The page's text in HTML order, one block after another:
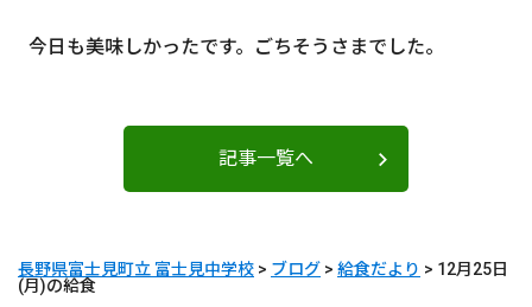
今日も美味しかったです。ごちそうさまでした。
記事一覧へ
長野県富士見町立 富士見中学校 > ブログ > 給食だより > 12月25日
(月)の給食